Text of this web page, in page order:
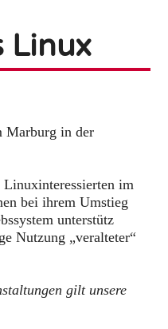
Linux
Marburg in der
im
bei ihrem Umstieg
unterstütz
Nutzung „veralteter“
gilt unsere